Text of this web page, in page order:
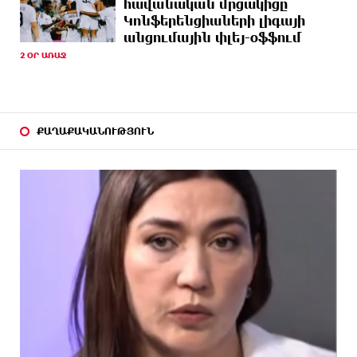
ԱՌԱՋ
պետք է լինի ոչ թե թշնամության, այլ
բարեկամության հիմքը. Էդգար Ղազարյան
5 ԺԱՄ
Պեղումներ և նոր բացահայտում Հին
5 ԺԱՄ
Սալահը կարիերան կշարունակի Թուրքիայում
ԱՌԱՋ
Երևանում. բացահայտվել է «Տեսլայով»
հանցավոր խումբը
Նոր հաղորդագրություն՝ Wildberries-ից․ ի՞նչ են
ասում ընկերությունից
Ծովագյուղում ապօրինի պահվող գայլերը
հանձնվել են մասնագետների խնամքին.
Քաղաքացու նկատմամբ նշանակվել է վարչական
տուգանք
ԵՄ-ից պատասխան ստացա․ ինչ էի խնդրել
հավանական մրցակիցը
Կոնֆերենցիաների լիգայի
անցումային փլեյ-օֆֆում
2 ՕՐ ԱՌԱՋ
ՔԱՂԱՔԱԿԱՆՈՒԹՅՈՒՆ